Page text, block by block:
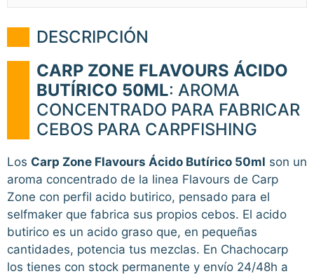
DESCRIPCIÓN
CARP ZONE FLAVOURS ÁCIDO
BUTÍRICO 50ML: AROMA
CONCENTRADO PARA FABRICAR
CEBOS PARA CARPFISHING
Los Carp Zone Flavours Ácido Butírico 50ml son un
aroma concentrado de la linea Flavours de Carp
Zone con perfil acido butirico, pensado para el
selfmaker que fabrica sus propios cebos. El acido
butirico es un acido graso que, en pequeñas
cantidades, potencia tus mezclas. En Chachocarp
los tienes con stock permanente y envío 24/48h a